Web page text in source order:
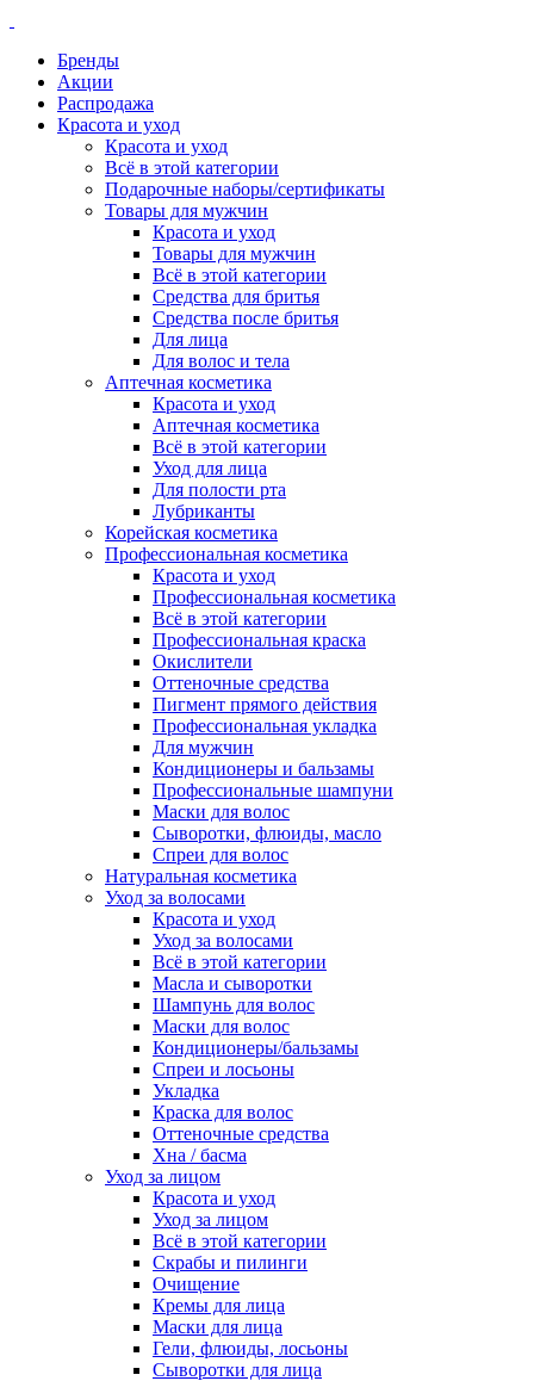
Бренды
Акции
Распродажа
Красота и уход
Красота и уход
Всё в этой категории
Подарочные наборы/сертификаты
Товары для мужчин
Красота и уход
Товары для мужчин
Всё в этой категории
Средства для бритья
Средства после бритья
Для лица
Для волос и тела
Аптечная косметика
Красота и уход
Аптечная косметика
Всё в этой категории
Уход для лица
Для полости рта
Лубриканты
Корейская косметика
Профессиональная косметика
Красота и уход
Профессиональная косметика
Всё в этой категории
Профессиональная краска
Окислители
Оттеночные средства
Пигмент прямого действия
Профессиональная укладка
Для мужчин
Кондиционеры и бальзамы
Профессиональные шампуни
Маски для волос
Сыворотки, флюиды, масло
Спреи для волос
Натуральная косметика
Уход за волосами
Красота и уход
Уход за волосами
Всё в этой категории
Масла и сыворотки
Шампунь для волос
Маски для волос
Кондиционеры/бальзамы
Спреи и лосьоны
Укладка
Краска для волос
Оттеночные средства
Хна / басма
Уход за лицом
Красота и уход
Уход за лицом
Всё в этой категории
Скрабы и пилинги
Очищение
Кремы для лица
Маски для лица
Гели, флюиды, лосьоны
Сыворотки для лица